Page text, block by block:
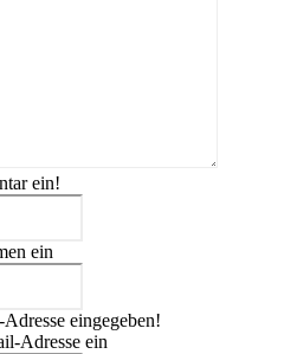
ein!
ein
eingegeben!
Adresse ein